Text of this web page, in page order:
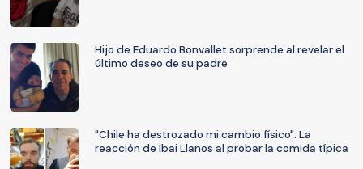
Hijo de Eduardo Bonvallet sorprende al revelar el
último deseo de su padre
"Chile ha destrozado mi cambio físico": La
reacción de Ibai Llanos al probar la comida típica